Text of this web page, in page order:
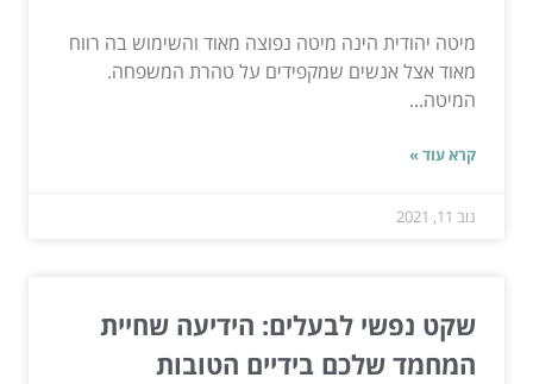
מיטה יהודית הינה מיטה נפוצה מאוד והשימוש בה רווח
מאוד אצל אנשים שמקפידים על טהרת המשפחה.
המיטה...
קרא עוד »
נוב 11, 2021
שקט נפשי לבעלים: הידיעה שחיית
המחמד שלכם בידיים הטובות